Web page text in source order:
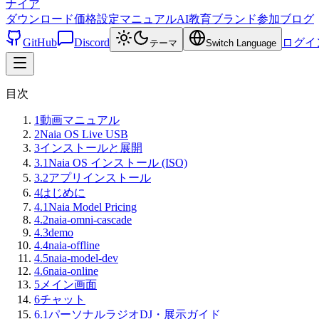
ナイア
ダウンロード価格設定マニュアルAI教育ブランド参加ブログ
GitHub
Discord テーマ Switch Language ログイ
目次
1動画マニュアル
2Naia OS Live USB
3インストールと展開
3.1Naia OS インストール (ISO)
3.2アプリインストール
4はじめに
4.1Naia Model Pricing
4.2naia-omni-cascade
4.3demo
4.4naia-offline
4.5naia-model-dev
4.6naia-online
5 メイン画面
6チャット
6.1パーソナルラジオDJ・展示ガイド